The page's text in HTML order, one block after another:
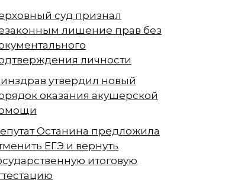
суд признал
лишение прав без
личности
утвердил новый
оказания акушерской
Останина предложила
ЕГЭ и вернуть
итоговую